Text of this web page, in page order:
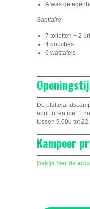
Afwas
Sanitaire
7 toiletten + 2
4 douches
6 wastafels
De
april tot en met 1
tussen 9.00u tot
Kampeer
Bekijk hier de